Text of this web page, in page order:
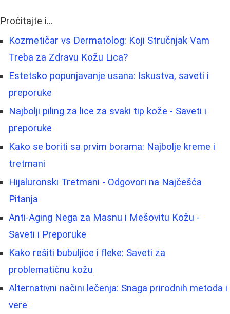
Pročitajte i...
Kozmetičar vs Dermatolog: Koji Stručnjak Vam
Treba za Zdravu Kožu Lica?
Estetsko popunjavanje usana: Iskustva, saveti i
preporuke
Najbolji piling za lice za svaki tip kože - Saveti i
preporuke
Kako se boriti sa prvim borama: Najbolje kreme i
tretmani
Hijaluronski Tretmani - Odgovori na Najčešća
Pitanja
Anti-Aging Nega za Masnu i Mešovitu Kožu -
Saveti i Preporuke
Kako rešiti bubuljice i fleke: Saveti za
problematičnu kožu
Alternativni načini lečenja: Snaga prirodnih metoda i
vere